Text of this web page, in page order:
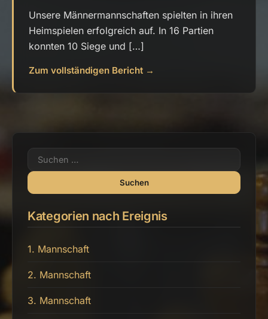
Unsere Männermannschaften spielten in ihren
Heimspielen erfolgreich auf. In 16 Partien
konnten 10 Siege und […]
Zum vollständigen Bericht →
Suchen
nach:
Kategorien nach Ereignis
1. Mannschaft
2. Mannschaft
3. Mannschaft